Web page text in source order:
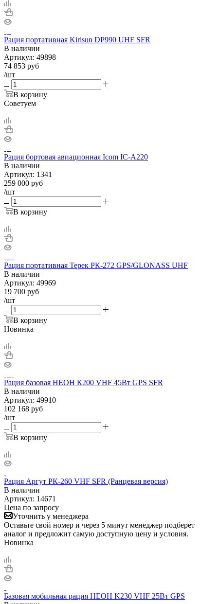
Рация портативная Kirisun DP990 UHF SFR
В наличии
Артикул: 49898
74 853 руб
/шт
В корзину
Советуем
Рация бортовая авиационная Icom IC-A220
В наличии
Артикул: 1341
259 000 руб
/шт
В корзину
Рация портативная Терек РК-272 GPS/GLONASS UHF
В наличии
Артикул: 49969
19 700 руб
/шт
В корзину
Новинка
Рация базовая НЕОН К200 VHF 45Вт GPS SFR
В наличии
Артикул: 49910
102 168 руб
/шт
В корзину
Рация Аргут РК-260 VHF SFR (Ранцевая версия)
В наличии
Артикул: 14671
Цена по запросу
Уточнить у менеджера
Оставьте свой номер и через 5 минут менеджер подберет
аналог и предложит самую доступную цену и условия.
Новинка
Базовая мобильная рация НЕОН K230 VHF 25Вт GPS